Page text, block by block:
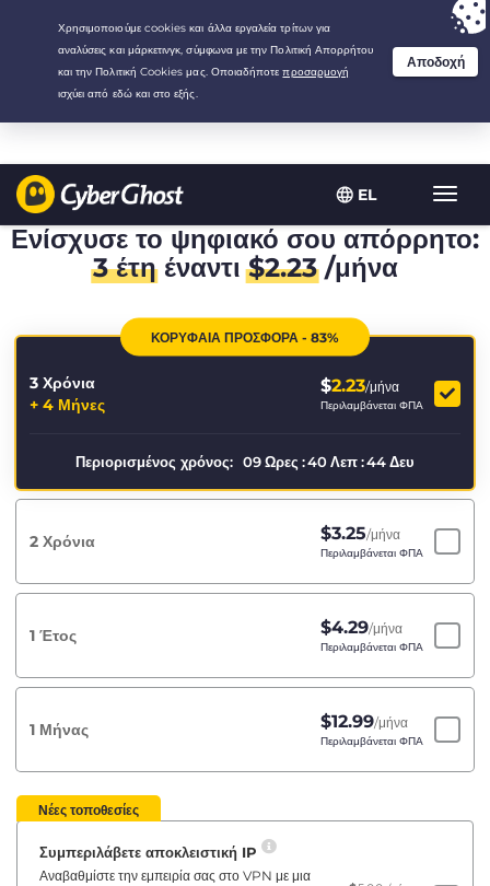
EL
Your choice:The Best Dealfor 3.3333333333333-years at $
/month
Ενίσχυσε το ψηφιακό σου απόρρητο:
3 έτηέναντι$2.23/μήνα
ΚΟΡΥΦΑΙΑ ΠΡΟΣΦΟΡΑ - 83%
3 Χρόνια
+ 4 Μήνες
$2.23/μήνα
Περιλαμβάνεται ΦΠΑ
Περιορισμένος χρόνος: 09Ωρες :40Λεπ:44Δευ
2 Χρόνια $3.25/μήνα
Περιλαμβάνεται ΦΠΑ
1 Έτος $4.29/μήνα
Περιλαμβάνεται ΦΠΑ
1 Μήνας $12.99/μήνα
Περιλαμβάνεται ΦΠΑ
Νέες τοποθεσίες
Συμπεριλάβετε αποκλειστική IP
Αναβαθμίστε την εμπειρία σας στο VPN με μια